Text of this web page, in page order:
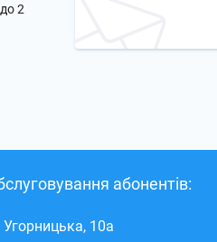
2
абонентів:
Угорницька, 10а